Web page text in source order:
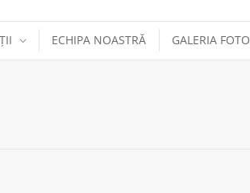
ECHIPA NOASTRĂ GALERIA FOTO